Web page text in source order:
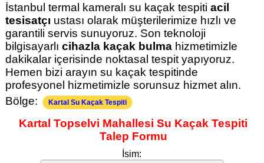
İstanbul termal kameralı su kaçak tespiti acil
tesisatçı ustası olarak müşterilerimize hızlı ve
garantili servis sunuyoruz. Son teknoloji
bilgisayarlı cihazla kaçak bulmahizmetimizle
dakikalar içerisinde noktasal tespit yapıyoruz.
Hemen bizi arayın su kaçak tespitinde
profesyonel hizmetimizle sorunsuz hizmet alın.
Bölge:
Kartal Su Kaçak Tespiti
Kartal Topselvi Mahallesi Su Kaçak Tespiti
Talep Formu
İsim: